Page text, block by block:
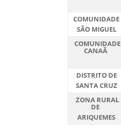
COMUNIDADE
SÃO MIGUEL
COMUNIDADE
CANAÃ
DISTRITO DE
SANTA CRUZ
ZONA RURAL
DE
ARIQUEMES